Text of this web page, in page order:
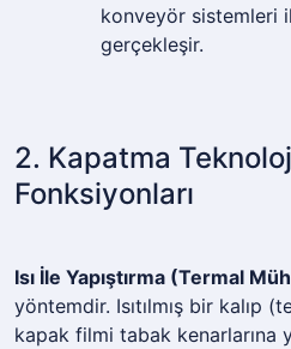
konveyör sistemleri
gerçekleşir.
2. Kapatma
Fonksiyonları
Isı İle Yapıştırma (Termal
yöntemdir. Isıtılmış bir kalıp
kapak filmi tabak kenarlarına